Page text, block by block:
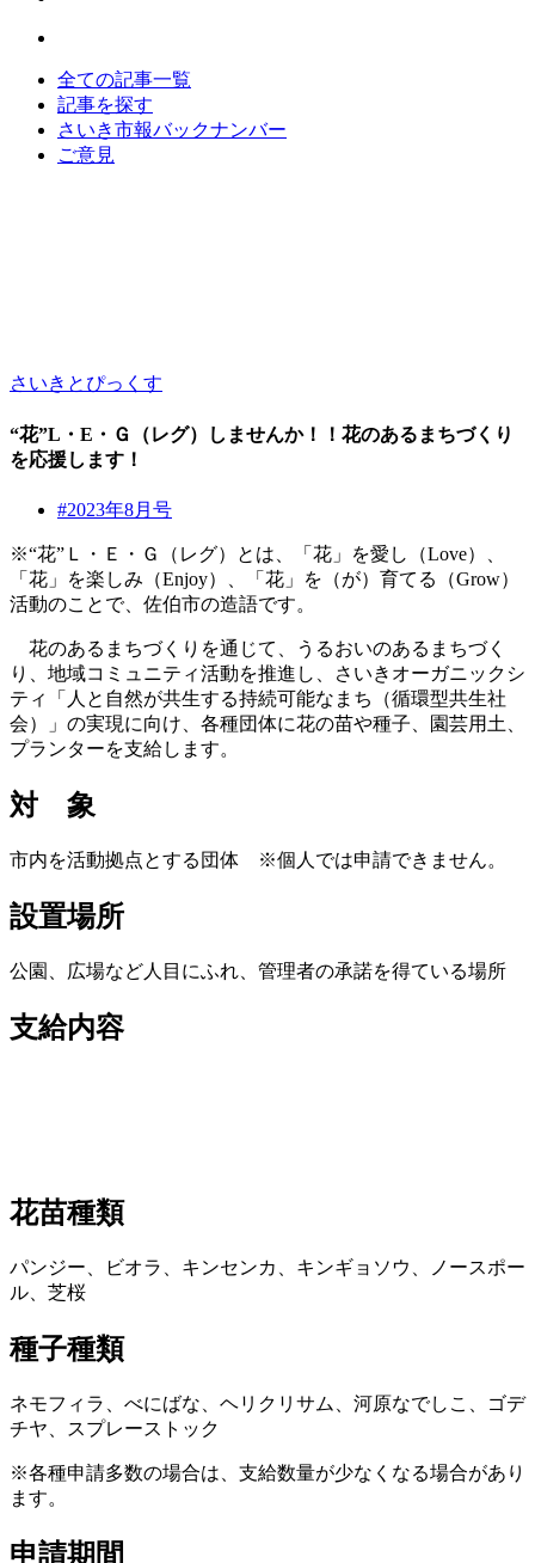
全ての記事一覧
記事を探す
さいき市報バックナンバー
ご意見
さいきとぴっくす
“花”L・E・Ｇ（レグ）しませんか！！花のあるまちづくり
を応援します！
#2023年8月号
※“花”Ｌ・Ｅ・Ｇ（レグ）とは、「花」を愛し（Love）、
「花」を楽しみ（Enjoy）、「花」を（が）育てる（Grow）
活動のことで、佐伯市の造語です。
花のあるまちづくりを通じて、うるおいのあるまちづく
り、地域コミュニティ活動を推進し、さいきオーガニックシ
ティ「人と自然が共生する持続可能なまち（循環型共生社
会）」の実現に向け、各種団体に花の苗や種子、園芸用土、
プランターを支給します。
対 象
市内を活動拠点とする団体 ※個人では申請できません。
設置場所
公園、広場など人目にふれ、管理者の承諾を得ている場所
支給内容
花苗種類
パンジー、ビオラ、キンセンカ、キンギョソウ、ノースポー
ル、芝桜
種子種類
ネモフィラ、べにばな、ヘリクリサム、河原なでしこ、ゴデ
チヤ、スプレーストック
※各種申請多数の場合は、支給数量が少なくなる場合があり
ます。
申請期間